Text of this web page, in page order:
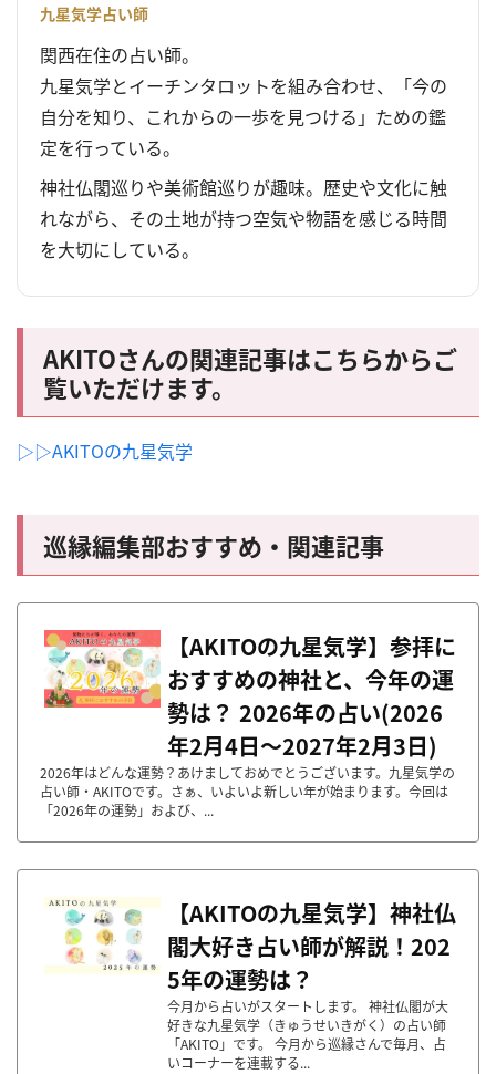
九星気学占い師
関西在住の占い師。
九星気学とイーチンタロットを組み合わせ、「今の
自分を知り、これからの一歩を見つける」ための鑑
定を行っている。
神社仏閣巡りや美術館巡りが趣味。歴史や文化に触
れながら、その土地が持つ空気や物語を感じる時間
を大切にしている。
AKITOさんの関連記事はこちらからご
覧いただけます。
▷▷AKITOの九星気学
巡縁編集部おすすめ・関連記事
【AKITOの九星気学】参拝に
おすすめの神社と、今年の運
勢は？ 2026年の占い(2026
年2月4日～2027年2月3日)
2026年はどんな運勢？あけましておめでとうございます。九星気学の
占い師・AKITOです。さぁ、いよいよ新しい年が始まります。今回は
「2026年の運勢」および、...
【AKITOの九星気学】神社仏
閣大好き占い師が解説！202
5年の運勢は？
今月から占いがスタートします。 神社仏閣が大
好きな九星気学（きゅうせいきがく）の占い師
「AKITO」です。 今月から巡縁さんで毎月、占
いコーナーを連載する...